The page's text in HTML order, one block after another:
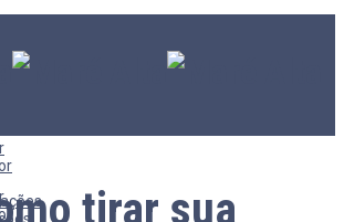
tirar sua